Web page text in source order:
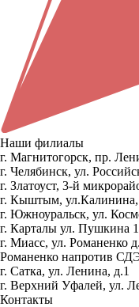
Наши филиалы
г. Магнитогорск, пр.
г. Челябинск, ул.
г. Златоуст, 3-й
г. Кыштым, ул.Калинина,
г. Южноуральск, ул.
г. Карталы ул. Пушкина
г. Миасс, ул. Романенко
Романенко напротив
г. Сатка, ул. Ленина, д.1
г. Верхний Уфалей, ул.
Контакты